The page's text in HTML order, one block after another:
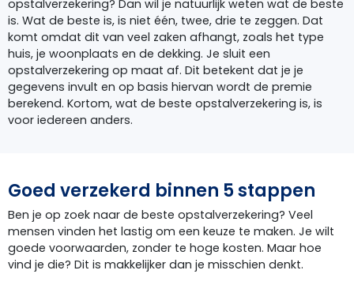
opstalverzekering? Dan wil je natuurlijk weten wat de beste
is. Wat de beste is, is niet één, twee, drie te zeggen. Dat
komt omdat dit van veel zaken afhangt, zoals het type
huis, je woonplaats en de dekking. Je sluit een
opstalverzekering op maat af. Dit betekent dat je je
gegevens invult en op basis hiervan wordt de premie
berekend. Kortom, wat de beste opstalverzekering is, is
voor iedereen anders.
Goed verzekerd binnen 5 stappen
Ben je op zoek naar de beste opstalverzekering? Veel
mensen vinden het lastig om een keuze te maken. Je wilt
goede voorwaarden, zonder te hoge kosten. Maar hoe
vind je die? Dit is makkelijker dan je misschien denkt.